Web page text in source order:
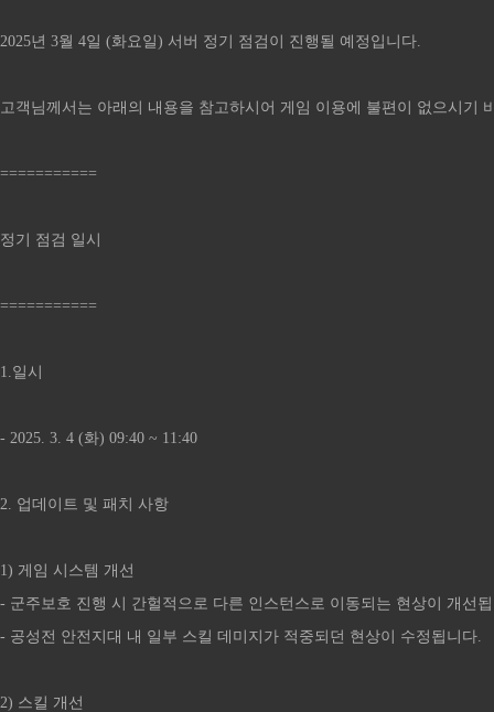
2025년 3월 4일 (화요일) 서버 정기 점검이 진행될 예정입니다.
고객님께서는 아래의 내용을 참고하시어 게임 이용에 불편이 없으시기
===========
정기 점검 일시
===========
1.일시
- 2025. 3. 4 (화) 09:40 ~ 11:40
2. 업데이트 및 패치 사항
1) 게임 시스템 개선
- 군주보호 진행 시 간헐적으로 다른 인스턴스로 이동되는 현상이 개선
- 공성전 안전지대 내 일부 스킬 데미지가 적중되던 현상이 수정됩니다.
2) 스킬 개선